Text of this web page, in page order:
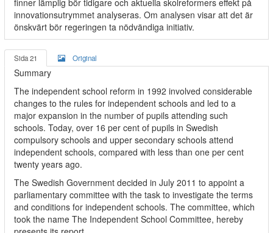
finner lämplig bör tidigare och aktuella skolreformers effekt på
innovationsutrymmet analyseras. Om analysen visar att det är
önskvärt bör regeringen ta nödvändiga initiativ.
Sida 21 Original
Summary
The independent school reform in 1992 involved considerable
changes to the rules for independent schools and led to a
major expansion in the number of pupils attending such
schools. Today, over 16 per cent of pupils in Swedish
compulsory schools and upper secondary schools attend
independent schools, compared with less than one per cent
twenty years ago.
The Swedish Government decided in July 2011 to appoint a
parliamentary committee with the task to investigate the terms
and conditions for independent schools. The committee, which
took the name The Independent School Committee, hereby